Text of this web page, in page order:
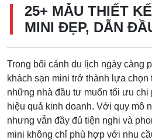
25+ MẪU THIẾT
MINI ĐẸP, DẪN
Trong bối cảnh du lịch ngày càng
khách sạn mini trở thành lựa chọn
những nhà đầu tư muốn tối ưu chi
hiệu quả kinh doanh. Với quy mô
nhưng vẫn đầy đủ tiện nghi và
mini không chỉ phù hợp với nhu